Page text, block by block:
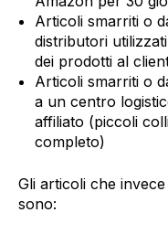
Articoli smarriti o
distributori
dei prodotti al
Articoli smarriti o
a un centro
affiliato (piccoli
completo)
Gli articoli che
sono: